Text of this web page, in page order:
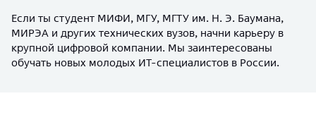
Если ты студент МИФИ, МГУ, МГТУ им. Н. Э. Баумана,
МИРЭА и других технических вузов, начни карьеру в
крупной цифровой компании. Мы заинтересованы
обучать новых молодых ИТ-специалистов в России.